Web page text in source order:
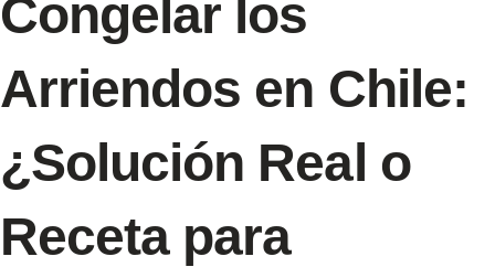
Congelar los
Arriendos en Chile:
¿Solución Real o
Receta para